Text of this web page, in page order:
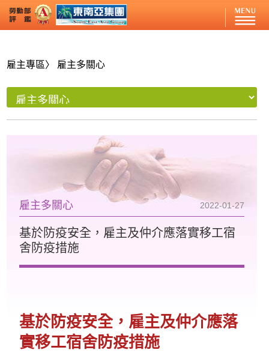
雇主專區〉 雇主多關心
2022-01-27
雇主多關心
基於防疫安全，雇主及仲介應落實移工宿
舍防疫措施
基於防疫安全，雇主及仲介應落
實移工宿舍防疫措施